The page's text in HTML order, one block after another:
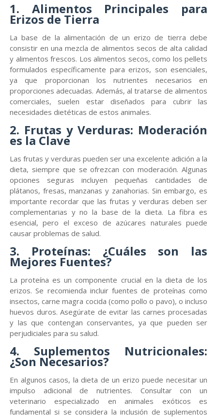
1. Alimentos Principales para
Erizos de Tierra
La base de la alimentación de un erizo de tierra debe
consistir en una mezcla de alimentos secos de alta calidad
y alimentos frescos. Los alimentos secos, como los pellets
formulados específicamente para erizos, son esenciales,
ya que proporcionan los nutrientes necesarios en
proporciones adecuadas. Además, al tratarse de alimentos
comerciales, suelen estar diseñados para cubrir las
necesidades dietéticas de estos animales.
2. Frutas y Verduras: Moderación
es la Clave
Las frutas y verduras pueden ser una excelente adición a la
dieta, siempre que se ofrezcan con moderación. Algunas
opciones seguras incluyen pequeñas cantidades de
plátanos, fresas, manzanas y zanahorias. Sin embargo, es
importante recordar que las frutas y verduras deben ser
complementarias y no la base de la dieta. La fibra es
esencial, pero el exceso de azúcares naturales puede
causar problemas de salud.
3. Proteínas: ¿Cuáles son las
Mejores Fuentes?
La proteína es un componente crucial en la dieta de los
erizos. Se recomienda incluir fuentes de proteínas como
insectos, carne magra cocida (como pollo o pavo), o incluso
huevos duros. Asegúrate de evitar las carnes procesadas
y las que contengan conservantes, ya que pueden ser
perjudiciales para su salud.
4. Suplementos Nutricionales:
¿Son Necesarios?
En algunos casos, la dieta de un erizo puede necesitar un
impulso adicional de nutrientes. Consultar con un
veterinario especializado en animales exóticos es
fundamental si se considera la inclusión de suplementos